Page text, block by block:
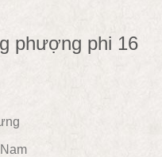
phượng phi 16